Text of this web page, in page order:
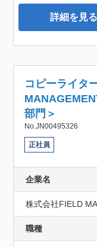
詳細を見る
コピーライタ
部門＞
No.JN00495326
正社員
企業名
株式会社FIELD
職種